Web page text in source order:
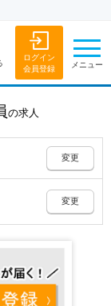
ログイン
会員登録
メニュー
の求人
変更
変更